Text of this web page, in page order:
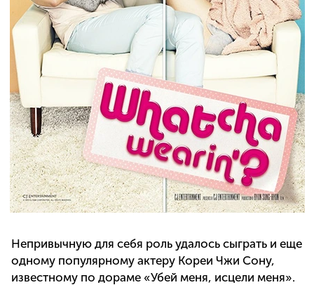
Непривычную для себя роль удалось сыграть и еще
одному популярному актеру Кореи Чжи Сону,
известному по дораме «Убей меня, исцели меня».